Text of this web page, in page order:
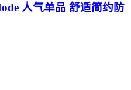
人气单品 舒适简约防